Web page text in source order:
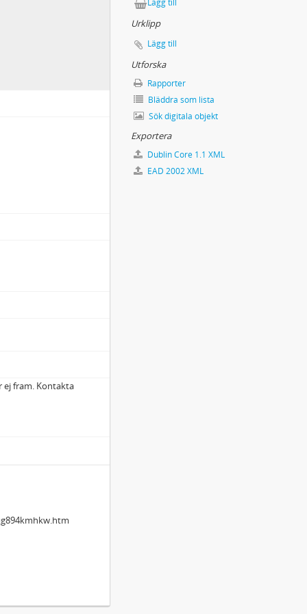
i Falun 2/1 1906]
Två fattiga vandrare
i Gösta Berlings saga]
ej fram. Kontakta
Lägg till
Urklipp
Lägg till
Utforska
Rapporter
Bläddra som lista
Sök digitala objekt
Exportera
Dublin Core 1.1 XML
EAD 2002 XML